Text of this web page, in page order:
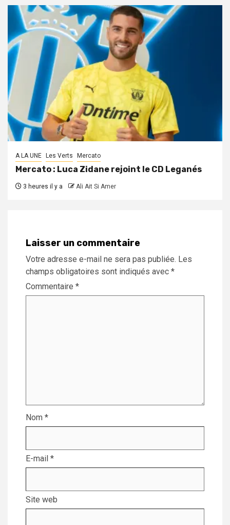
A LA UNE Les Verts Mercato
Mercato : Luca Zidane rejoint le CD Leganés
3 heures il y a Ali Ait Si Amer
Laisser un commentaire
Votre adresse e-mail ne sera pas publiée. Les
champs obligatoires sont indiqués avec *
Commentaire *
Nom *
E-mail *
Site web